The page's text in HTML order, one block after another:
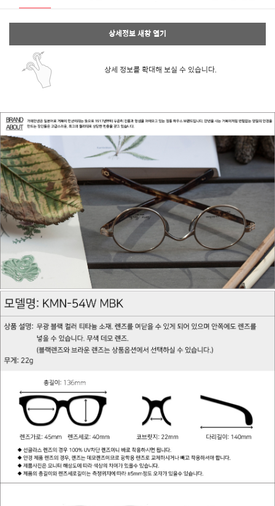
상세정보 새창 열기
상세 정보를 확대해 보실 수 있습니다.